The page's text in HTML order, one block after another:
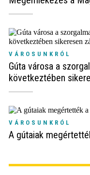
VÁROSUNKRÓL
Gúta városa a
következtében
VÁROSUNKRÓL
A gútaiak